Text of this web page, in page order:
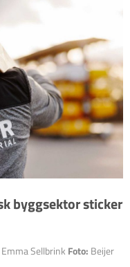
byggsektor sticker
Emma Sellbrink Foto: Beijer